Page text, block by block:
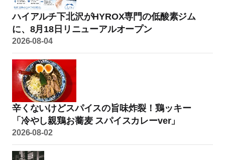
ハイアルチ下北沢がHYROX専門の低酸素ジム
に、8月18日リニューアルオープン
2026-08-04
辛くないけどスパイスの旨味炸裂！鶏ッキー
「冷やし親鶏お蕎麦 スパイスカレーver」
2026-08-02